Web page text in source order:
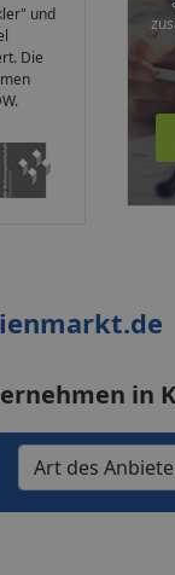
und
Die
in